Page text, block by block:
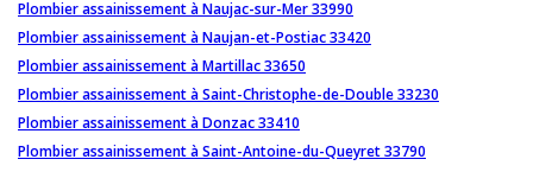
Plombier assainissement à Naujac-sur-Mer 33990
Plombier assainissement à Naujan-et-Postiac 33420
Plombier assainissement à Martillac 33650
Plombier assainissement à Saint-Christophe-de-Double 33230
Plombier assainissement à Donzac 33410
Plombier assainissement à Saint-Antoine-du-Queyret 33790